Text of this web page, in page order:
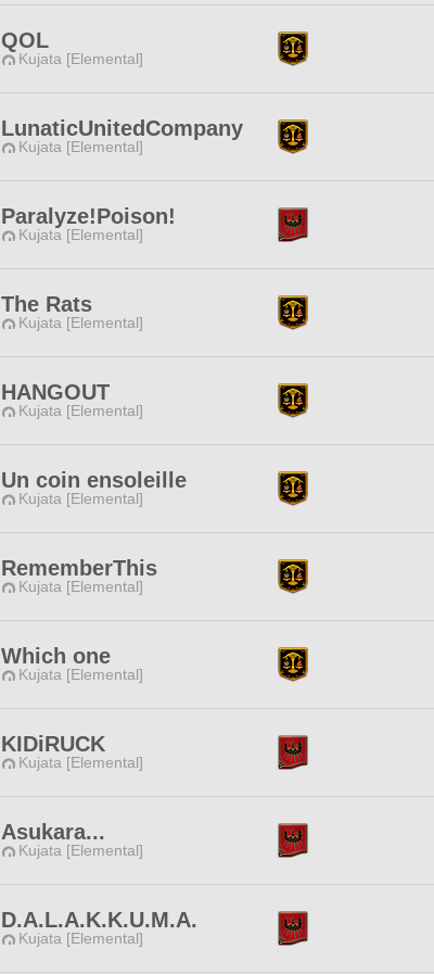
QOL
Kujata [Elemental]
LunaticUnitedCompany
Kujata [Elemental]
Paralyze!Poison!
Kujata [Elemental]
The Rats
Kujata [Elemental]
HANGOUT
Kujata [Elemental]
Un coin ensoleille
Kujata [Elemental]
RememberThis
Kujata [Elemental]
Which one
Kujata [Elemental]
KIDiRUCK
Kujata [Elemental]
Asukara...
Kujata [Elemental]
D.A.L.A.K.K.U.M.A.
Kujata [Elemental]